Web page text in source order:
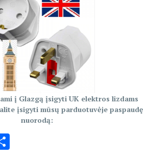
į Glazgą įsigyti UK elektros lizdams
įsigyti mūsų parduotuvėje paspaudę
nuorodą: